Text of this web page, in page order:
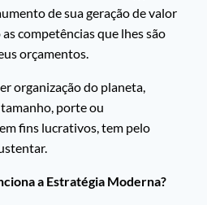
de sua geração de valor
as competências que lhes são
orçamentos.
organização do planeta,
porte ou
fins lucrativos, tem pelo
a Estratégia Moderna?